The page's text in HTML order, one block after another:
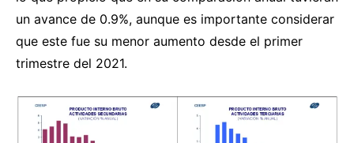
un avance de 0.9%, aunque es importante considerar
que este fue su menor aumento desde el primer
trimestre del 2021.